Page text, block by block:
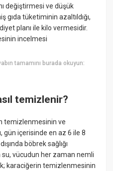
değiştirmesi ve düşük
gıda tüketiminin azaltıldığı,
planı ile kilo vermesidir.
incelmesi
tamamını burada okuyun:
temizlenir?
temizlenmesinin ve
gün içerisinde en az 6 ile 8
böbrek sağlığı
su, vücudun her zaman nemli
karaciğerin temizlenmesinin